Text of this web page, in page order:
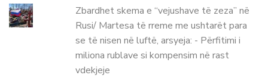
Zbardhet skema e “vejushave të zeza” në
Rusi/ Martesa të rreme me ushtarët para
se të nisen në luftë, arsyeja: - Përfitimi i
miliona rublave si kompensim në rast
vdekjeje